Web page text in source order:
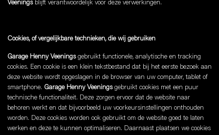
Veeningsblijft verantwoordelijk voor deze verwerkingen.
Cookies, of vergelijkbare technieken, die wij gebruiken
Garage Henny Veeningsgebruikt functionele, analytische en tracking
cookies. Een cookie is een klein tekstbestand dat bij het eerste bezoek aan
deze website wordt opgeslagen in de browser van uw computer, tablet of
smartphone. Garage Henny Veeningsgebruikt cookies met een puur
technische functionaliteit. Deze zorgen ervoor dat de website naar
behoren werkt en dat bijvoorbeeld uw voorkeursinstellingen onthouden
worden. Deze cookies worden ook gebruikt om de website goed te laten
werken en deze te kunnen optimaliseren. Daarnaast plaatsen we cookies